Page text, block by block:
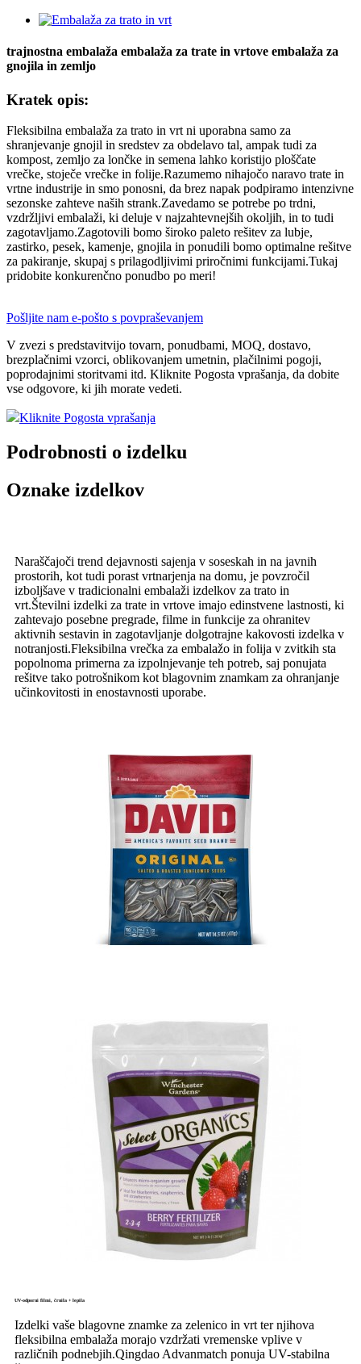
trajnostna embalaža embalaža za trate in vrtove embalaža za
gnojila in zemljo
Kratek opis:
Fleksibilna embalaža za trato in vrt ni uporabna samo za
shranjevanje gnojil in sredstev za obdelavo tal, ampak tudi za
kompost, zemljo za lončke in semena lahko koristijo ploščate
vrečke, stoječe vrečke in folije.Razumemo nihajočo naravo trate in
vrtne industrije in smo ponosni, da brez napak podpiramo intenzivne
sezonske zahteve naših strank.Zavedamo se potrebe po trdni,
vzdržljivi embalaži, ki deluje v najzahtevnejših okoljih, in to tudi
zagotavljamo.Zagotovili bomo široko paleto rešitev za lubje,
zastirko, pesek, kamenje, gnojila in ponudili bomo optimalne rešitve
za pakiranje, skupaj s prilagodljivimi priročnimi funkcijami.Tukaj
pridobite konkurenčno ponudbo po meri!
Pošljite nam e-pošto s povpraševanjem
V zvezi s predstavitvijo tovarn, ponudbami, MOQ, dostavo,
brezplačnimi vzorci, oblikovanjem umetnin, plačilnimi pogoji,
poprodajnimi storitvami itd. Kliknite Pogosta vprašanja, da dobite
vse odgovore, ki jih morate vedeti.
Kliknite Pogosta vprašanja
Podrobnosti o izdelku
Oznake izdelkov
Naraščajoči trend dejavnosti sajenja v soseskah in na javnih
prostorih, kot tudi porast vrtnarjenja na domu, je povzročil
izboljšave v tradicionalni embalaži izdelkov za trato in
vrt.Številni izdelki za trate in vrtove imajo edinstvene lastnosti, ki
zahtevajo posebne pregrade, filme in funkcije za ohranitev
aktivnih sestavin in zagotavljanje dolgotrajne kakovosti izdelka v
notranjosti.Fleksibilna vrečka za embalažo in folija v zvitkih sta
popolnoma primerna za izpolnjevanje teh potreb, saj ponujata
rešitve tako potrošnikom kot blagovnim znamkam za ohranjanje
učinkovitosti in enostavnosti uporabe.
UV-odporni filmi, črnila + lepila
Izdelki vaše blagovne znamke za zelenico in vrt ter njihova
fleksibilna embalaža morajo vzdržati vremenske vplive v
različnih podnebjih.Qingdao Advanmatch ponuja UV-stabilna